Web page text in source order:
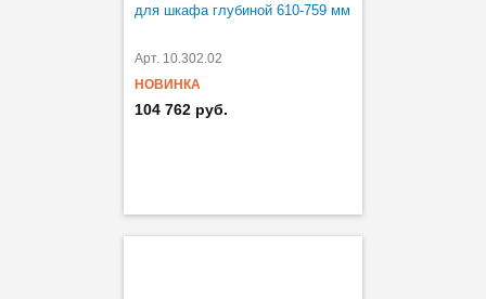
для шкафа глубиной 610-759 мм
Арт. 10.302.02
НОВИНКА
104 762 руб.